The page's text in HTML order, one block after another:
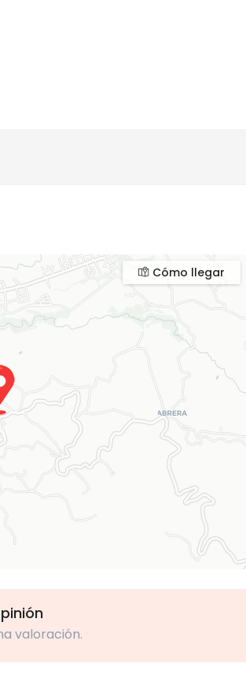
Cómo llegar
valoración.